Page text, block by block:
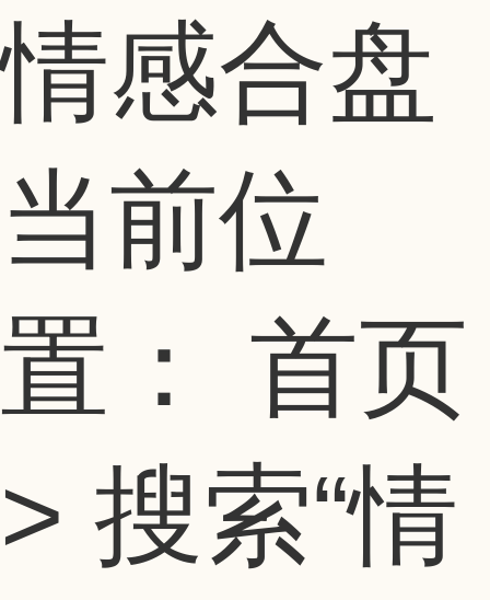
情感合盘
当前位
置： 首页
> 搜索“情